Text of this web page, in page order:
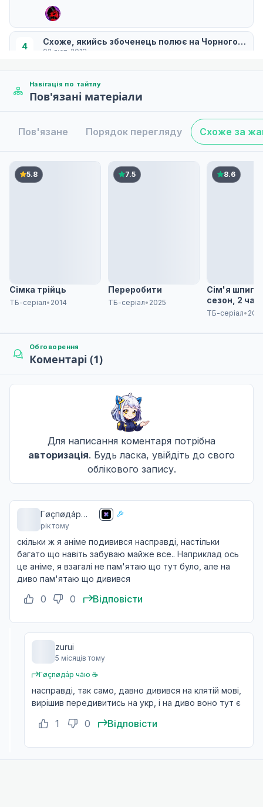
4 Схоже, якийсь збоченець полює на Чорного
02 лют. 2013
Клятва, здається, вже за межами зірок?
Схоже, що проблемні діти доводять, хто на
Навігація по тайтлу
Пов'язані матеріали
Пов'язане Порядок перегляду Схоже за
5.8
Сімка трійць
ТБ-серіал• 2014
7.5
Переробити
ТБ-серіал• 2025
8.6
Сім'я
сезон, 2
ТБ-серіал•
Обговорення
Коментарі (1)
Для написання коментаря потрібна
авторизація. Будь ласка, увійдіть до свого
облікового запису.
Гøçпøдáp
чãю ☕️
рік тому
скільки ж я аніме подивився насправді, настільки
багато що навіть забуваю майже все.. Наприклад ось
це аніме, я взагалі не пам'ятаю що тут було, але на
диво пам'ятаю що дивився
0 0 Відповісти
zurui
5 місяців тому
Гøçпøдáp чãю ☕️
насправді, так само, давно дивився на клятій мові,
вирішив передивитись на укр, і на диво воно тут є
1 0 Відповісти